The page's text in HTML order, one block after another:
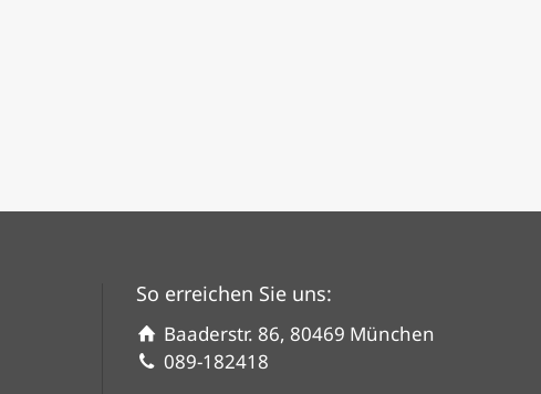
So erreichen Sie uns:
Baaderstr. 86, 80469 München
089-182418